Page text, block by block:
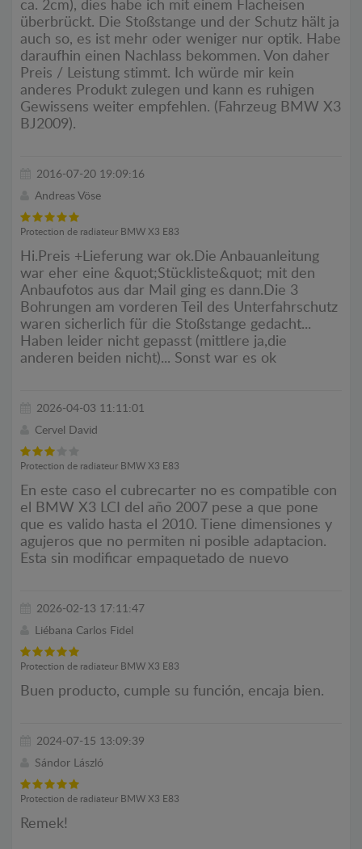
ca. 2cm), dies habe ich mit einem Flacheisen
überbrückt. Die Stoßstange und der Schutz hält ja
auch so, es ist mehr oder weniger nur optik. Habe
daraufhin einen Nachlass bekommen. Von daher
Preis / Leistung stimmt. Ich würde mir kein
anderes Produkt zulegen und kann es ruhigen
Gewissens weiter empfehlen. (Fahrzeug BMW X3
BJ2009).
2016-07-20 19:09:16
Andreas Vöse
Protection de radiateur BMW X3 E83
Hi.Preis +Lieferung war ok.Die Anbauanleitung
war eher eine &quot;Stückliste&quot; mit den
Anbaufotos aus dar Mail ging es dann.Die 3
Bohrungen am vorderen Teil des Unterfahrschutz
waren sicherlich für die Stoßstange gedacht...
Haben leider nicht gepasst (mittlere ja,die
anderen beiden nicht)... Sonst war es ok
2026-04-03 11:11:01
Cervel David
Protection de radiateur BMW X3 E83
En este caso el cubrecarter no es compatible con
el BMW X3 LCI del año 2007 pese a que pone
que es valido hasta el 2010. Tiene dimensiones y
agujeros que no permiten ni posible adaptacion.
Esta sin modificar empaquetado de nuevo
2026-02-13 17:11:47
Liébana Carlos Fidel
Protection de radiateur BMW X3 E83
Buen producto, cumple su función, encaja bien.
2024-07-15 13:09:39
Sándor László
Protection de radiateur BMW X3 E83
Remek!